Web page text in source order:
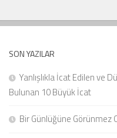
SON YAZILAR
Yanlışlıkla İcat Edilen ve
Bulunan 10 Büyük İcat
Bir Günlüğüne Görünmez